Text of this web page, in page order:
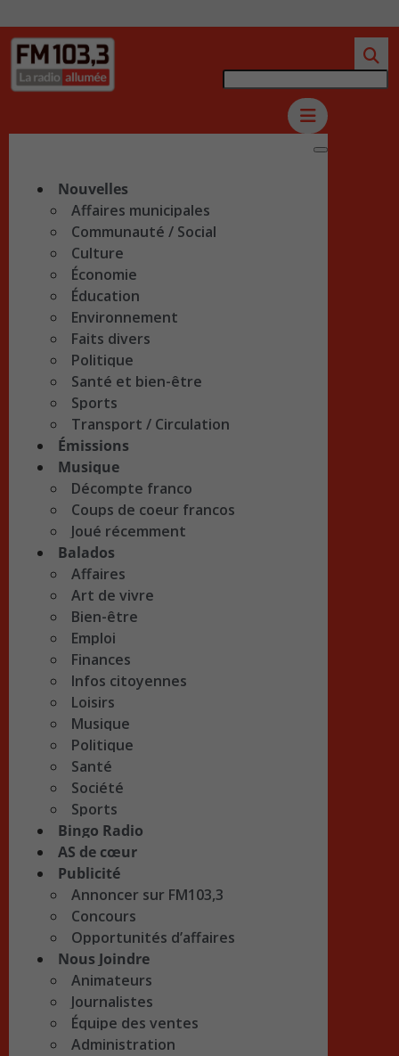
Nouvelles
Affaires municipales
Communauté / Social
Culture
Économie
Éducation
Environnement
Faits divers
Politique
Santé et bien-être
Sports
Transport / Circulation
Émissions
Musique
Décompte franco
Coups de coeur francos
Joué récemment
Balados
Affaires
Art de vivre
Bien-être
Emploi
Finances
Infos citoyennes
Loisirs
Musique
Politique
Santé
Société
Sports
Bingo Radio
AS de cœur
Publicité
Annoncer sur FM103,3
Concours
Opportunités d’affaires
Nous Joindre
Animateurs
Journalistes
Équipe des ventes
Administration